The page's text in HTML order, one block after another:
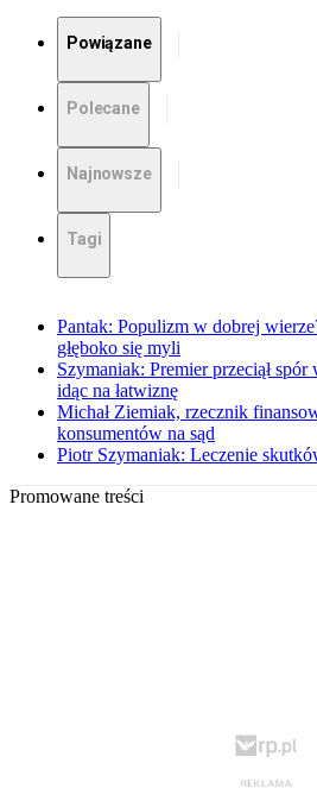
Powiązane
Polecane
Najnowsze
Tagi
Pantak: Populizm w dobrej
głęboko się myli
Szymaniak: Premier przeciął spór
idąc na łatwiznę
Michał Ziemiak, rzecznik
konsumentów na sąd
Piotr Szymaniak: Leczenie
Promowane treści